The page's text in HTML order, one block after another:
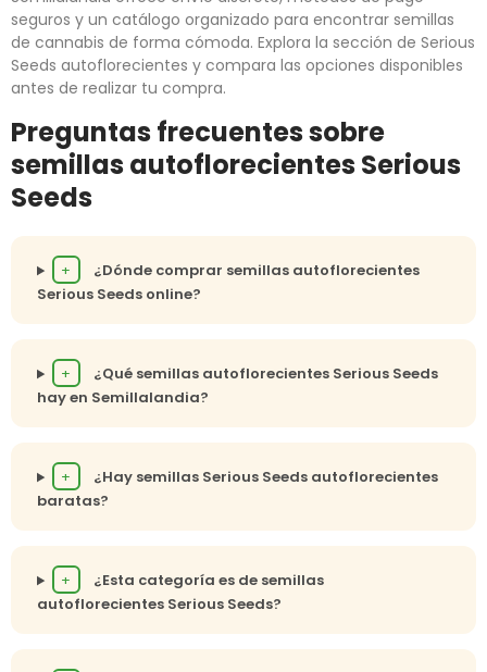
seguros y un catálogo organizado para encontrar semillas
de cannabis de forma cómoda. Explora la sección de Serious
Seeds autoflorecientes y compara las opciones disponibles
antes de realizar tu compra.
Preguntas frecuentes sobre
semillas autoflorecientes Serious
Seeds
+
¿Dónde comprar semillas autoflorecientes
Serious Seeds online?
+
¿Qué semillas autoflorecientes Serious Seeds
hay en Semillalandia?
+
¿Hay semillas Serious Seeds autoflorecientes
baratas?
+
¿Esta categoría es de semillas
autoflorecientes Serious Seeds?